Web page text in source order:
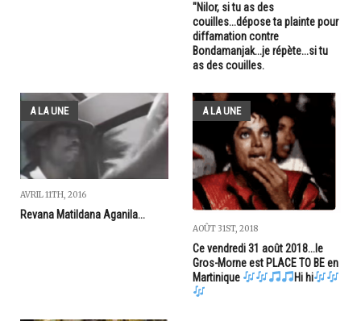
"Nilor, si tu as des
couilles...dépose ta plainte pour
diffamation contre
Bondamanjak...je répète...si tu
as des couilles.
A LA UNE
AVRIL 11TH, 2016
Revana Matildana Aganila...
A LA UNE
AOÛT 31ST, 2018
Ce vendredi 31 août 2018...le
Gros-Morne est PLACE TO BE en
Martinique
Hi hi